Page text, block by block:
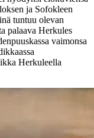
ja Sofokleen
tuntuu olevan
palaava Herkules
vaimonsa
Herkuleella